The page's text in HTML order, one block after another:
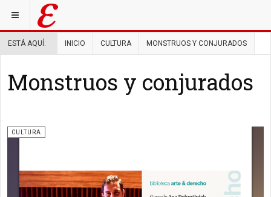
ESTÁ AQUÍ: INICIO CULTURA MONSTRUOS Y CONJURADOS
Monstruos y conjurados
CULTURA